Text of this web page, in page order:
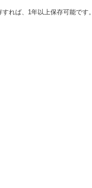
れば、1年以上保存可能です。